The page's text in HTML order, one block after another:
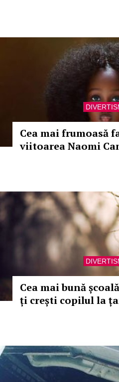
Cea mai frumoasă
viitoarea Naomi
Cea mai bună
ți crești copilul la